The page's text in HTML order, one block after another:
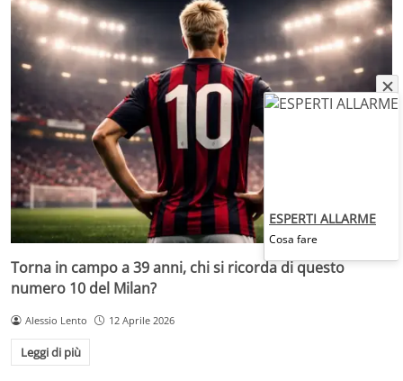
Torna in campo a 39 anni, chi si ricorda di questo
numero 10 del Milan?
Alessio Lento 12 Aprile 2026
Leggi di più
ESPERTI ALLARME
Cosa fare